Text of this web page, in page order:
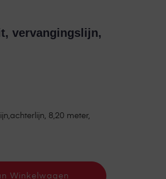
vervangingslijn,
8,20 meter,
Winkelwagen